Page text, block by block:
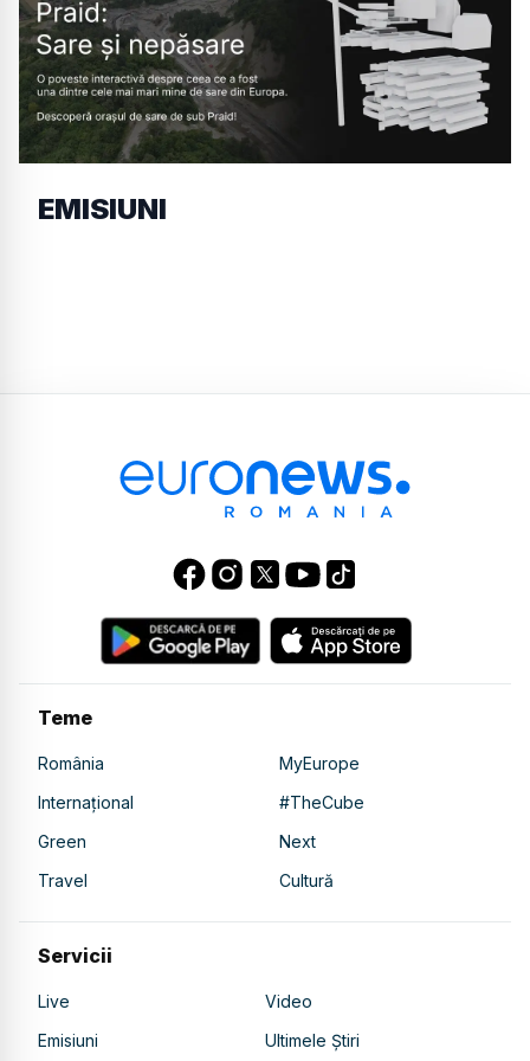
EMISIUNI
Teme
România
MyEurope
Internațional
#TheCube
Green
Next
Travel
Cultură
Servicii
Live
Video
Emisiuni
Ultimele Știri